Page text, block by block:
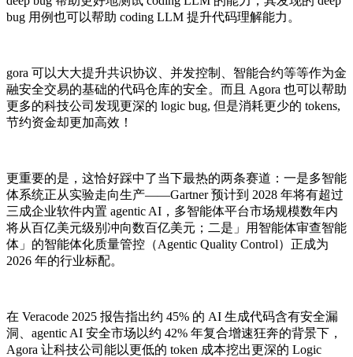
bug 用例也可以帮助 coding LLM 提升代码理解能力。
gora 可以大大提升共识协议、并发控制、智能合约等等作为金
融安全交易的基础的代码仓库的安全。而且 Agora 也可以帮助
更多的科技公司发现更深的 logic bug, 但是消耗更少的 tokens,
节约资金却更加高效！
更重要的是，这恰好踩中了当下最热的两条赛道：一是多智能
体系统正从实验走向生产——Gartner 预计到 2028 年将有超过
三成企业软件内置 agentic AI，多智能体平台市场规模数年内
将从百亿美元级别冲向数百亿美元；二是」用智能体审查智能
体」的智能体化质量管控（Agentic Quality Control）正成为
2026 年的行业标配。
在 Veracode 2025 报告指出约 45% 的 AI 生成代码含有安全漏
洞、agentic AI 安全市场以约 42% 年复合增速狂奔的背景下，
Agora 让科技公司能以更低的 token 成本挖出更深的 Logic